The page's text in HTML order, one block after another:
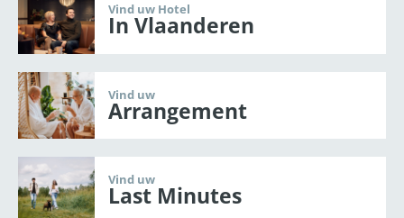
Vind uw Hotel
In Vlaanderen
Vind uw
Arrangement
Vind uw
Last Minutes